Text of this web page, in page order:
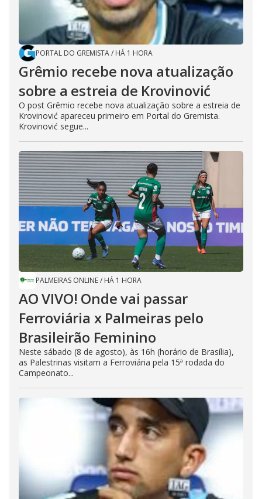
PORTAL DO GREMISTA/ HÁ 1 HORA
Grêmio recebe nova atualização
sobre a estreia de Krovinović
O post Grêmio recebe nova atualização sobre a estreia de
Krovinović apareceu primeiro em Portal do Gremista.
Krovinović segue...
PALMEIRAS ONLINE/ HÁ 1 HORA
AO VIVO! Onde vai passar
Ferroviária x Palmeiras pelo
Brasileirão Feminino
Neste sábado (8 de agosto), às 16h (horário de Brasília),
as Palestrinas visitam a Ferroviária pela 15ª rodada do
Campeonato...